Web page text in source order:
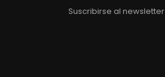
Suscribirse al newsletter